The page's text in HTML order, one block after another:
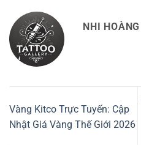
NHI HOÀNG
Vàng Kitco Trực Tuyến: Cập
Nhật Giá Vàng Thế Giới 2026